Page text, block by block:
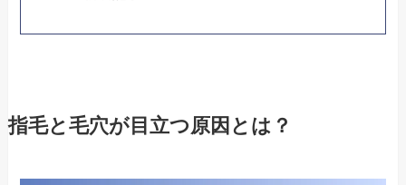
指毛と毛穴が目立つ原因とは？